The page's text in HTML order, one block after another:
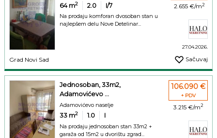
64m2 2.0 I/7
Na prodaju komforan dvosoban stan u
najlepšem delu Nove Detelinar...
2.655 €/m2
27.04.2026.
Grad Novi Sad Sačuvaj
Jednosoban, 33m2,
Adamovićevo ...
Adamovićevo naselje
33 m2 1.0 I
Na prodaju jednosoban stan 33m2 +
garaža od 15m2 u dvorištu zgrad...
106.090 €
+ PDV
3.215 €/m2